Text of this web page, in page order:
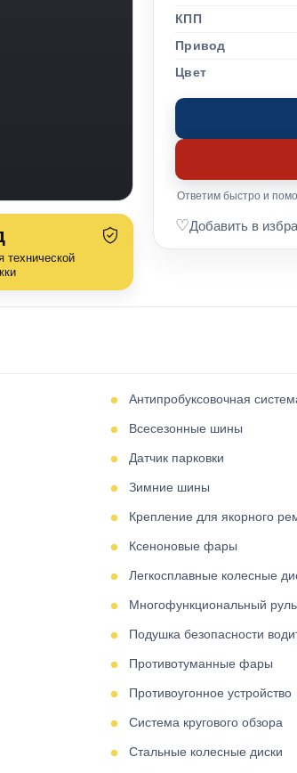
технической
КПП
Привод
Цвет
Ответим быстро и
♡Добавить в
Антипробуксовочная
Всесезонные шины
Датчик парковки
Зимние шины
Крепление для якорного
Ксеноновые фары
Легкосплавные колесные
Многофункциональный руль
Подушка безопасности
Противотуманные фары
Противоугонное устройство
Система кругового обзора
Стальные колесные диски